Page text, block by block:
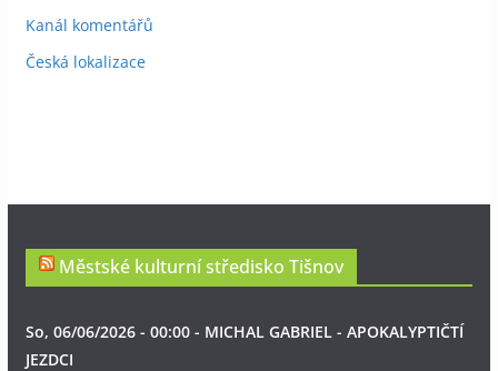
Kanál komentářů
Česká lokalizace
Městské kulturní středisko Tišnov
So, 06/06/2026 - 00:00 - MICHAL GABRIEL - APOKALYPTIČTÍ
JEZDCI